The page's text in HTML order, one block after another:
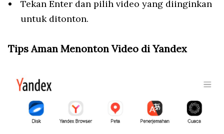
Tekan Enter dan pilih video yang diinginkan
untuk ditonton.
Tips Aman Menonton Video di Yandex